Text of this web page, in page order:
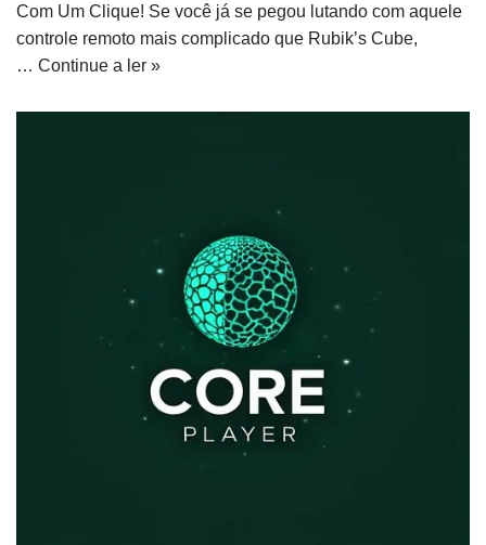
Com Um Clique! Se você já se pegou lutando com aquele
controle remoto mais complicado que Rubik’s Cube,
… Continue a ler »